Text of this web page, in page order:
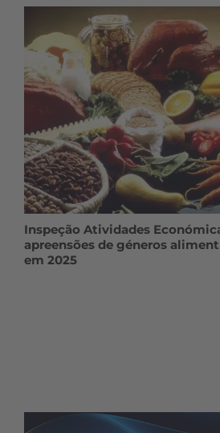
Inspeção Atividades
apreensões de géneros
em 2025